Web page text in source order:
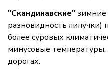
"Скандинавские"
разновидность липучки)
более суровых
минусовые температуры,
дорогах.